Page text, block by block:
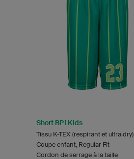
Short BP1 Kids
Tissu K-TEX (respirant et ultra.dry)
Coupe enfant, Regular Fit
Cordon de serrage à la taille